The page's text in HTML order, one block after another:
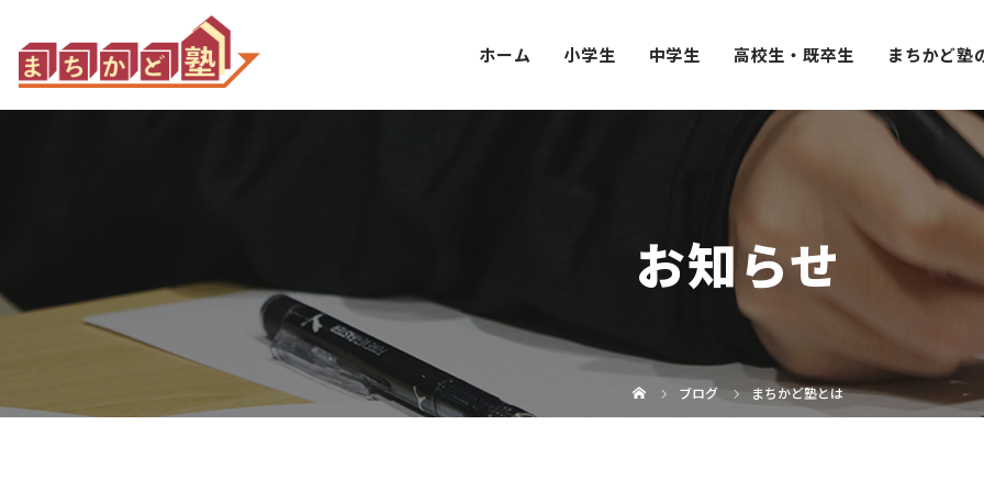
ホーム 小学生 中学生 高校生・既卒生 まちかど塾
お知らせ
ブログ まちかど塾とは